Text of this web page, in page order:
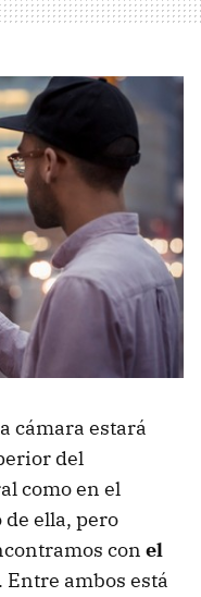
cámara estará
del
como en el
ella, pero
con el
. Entre ambos está